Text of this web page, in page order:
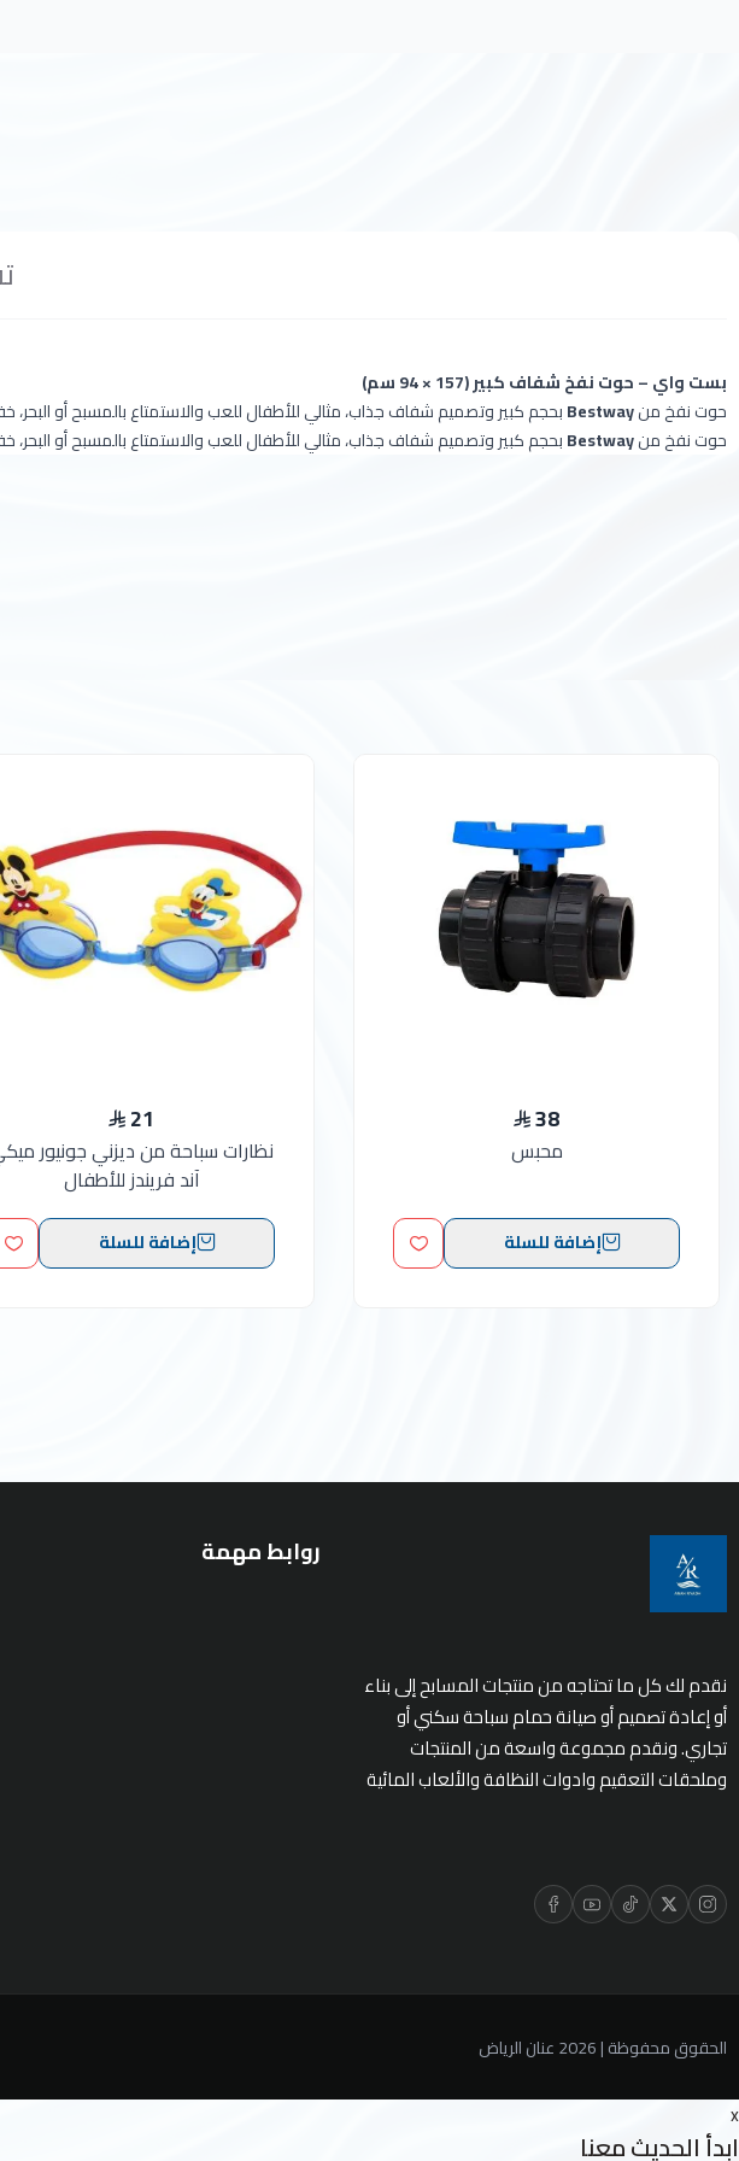
بست واي – حوت نفخ شفاف كبير (157 × 94 سم)
حوت نفخ منBestwayبحجم كبير وتصميم شفاف جذاب، مثالي للأطفال للعب والاستمتاع بالمسبح أو
حوت نفخ منBestwayبحجم كبير وتصميم شفاف جذاب، مثالي للأطفال للعب والاستمتاع بالمسبح أو
38
محبس
إضافة للسلة
21
نظارات سباحة من ديزني جونيور
آند فريندز للأطفال
إضافة للسلة
نقدم لك كل ما تحتاجه من منتجات المسابح إلى بناء
أو إعادة تصميم أو صيانة حمام سباحة سكني أو
تجاري. ونقدم مجموعة واسعة من المنتجات
وملحقات التعقيم وادوات النظافة والألعاب المائية
روابط مهمة
الحقوق محفوظة | 2026 عنان الرياض
x
ابدأ الحديث معنا